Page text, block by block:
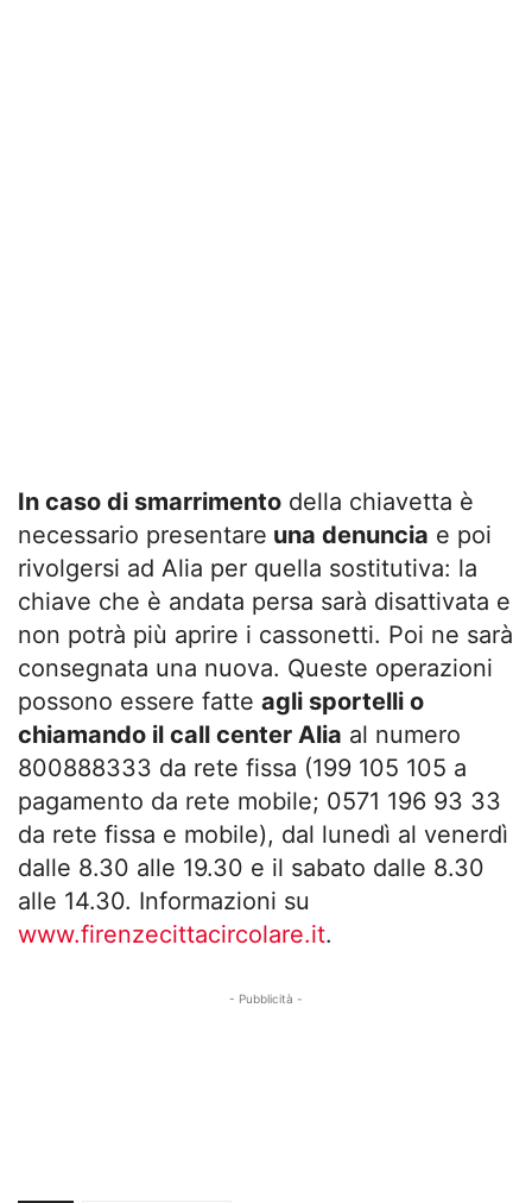
In caso di smarrimento della chiavetta è
necessario presentare una denuncia e poi
rivolgersi ad Alia per quella sostitutiva: la
chiave che è andata persa sarà disattivata e
non potrà più aprire i cassonetti. Poi ne sarà
consegnata una nuova. Queste operazioni
possono essere fatte agli sportelli o
chiamando il call center Alia al numero
800888333 da rete fissa (199 105 105 a
pagamento da rete mobile; 0571 196 93 33
da rete fissa e mobile), dal lunedì al venerdì
dalle 8.30 alle 19.30 e il sabato dalle 8.30
alle 14.30. Informazioni su
www.firenzecittacircolare.it.
- Pubblicità -